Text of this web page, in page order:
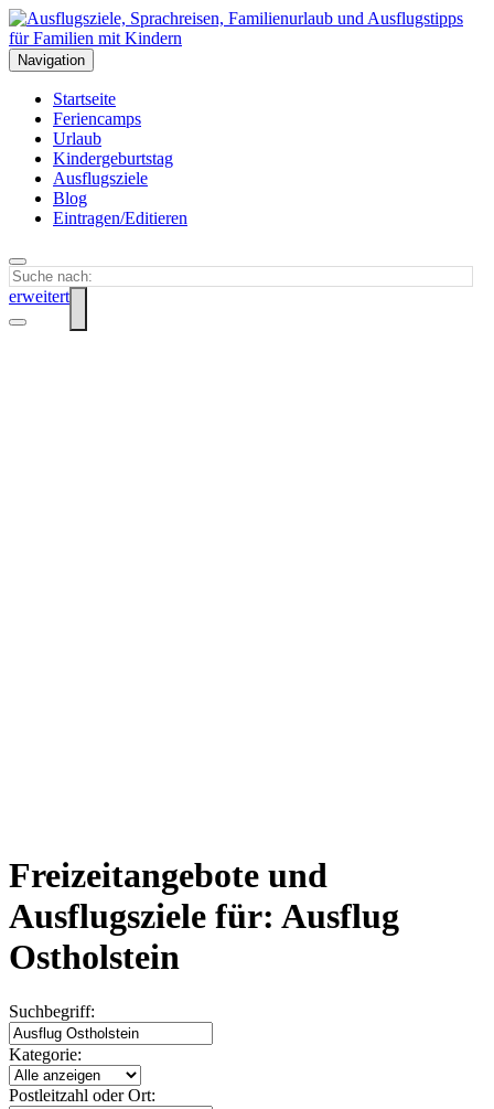
Navigation
Startseite
Feriencamps
Urlaub
Kindergeburtstag
Ausflugsziele
Blog
Eintragen/Editieren
erweitert
Freizeitangebote und
Ausflugsziele für: Ausflug
Ostholstein
Suchbegriff:
Kategorie:
Postleitzahl oder Ort: